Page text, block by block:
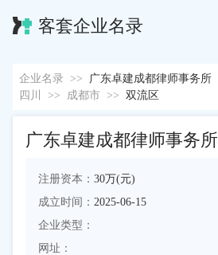
客套企业名录
企业名录 >>
广东卓建成都律师事务所
四川
>> 成都市 >> 双流区
广东卓建成都律师事务所
注册资本： 30万(元)
成立时间： 2025-06-15
企业类型：
网址：